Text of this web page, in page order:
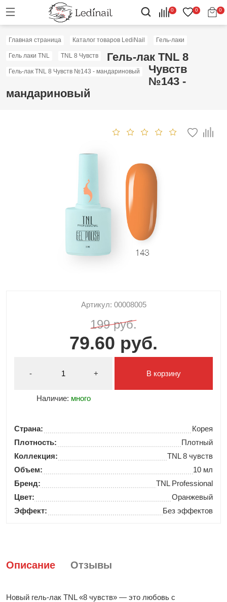
0 0 0
Главная страница Каталог товаров LediNail Гель-лаки
Гель лаки TNL TNL 8 Чувств
Гель-лак TNL 8 Чувств №143 - мандариновый
Гель-лак TNL 8
Чувств
№143 -
мандариновый
Артикул: 00008005
199 руб.
79.60 руб.
- +
Наличие: много
В корзину
Страна:
Корея
Плотность:
Плотный
Коллекция:
TNL 8 чувств
Объем:
10 мл
Бренд:
TNL Professional
Цвет:
Оранжевый
Эффект:
Без эффектов
Описание Отзывы
Новый гель-лак TNL «8 чувств» — это любовь с